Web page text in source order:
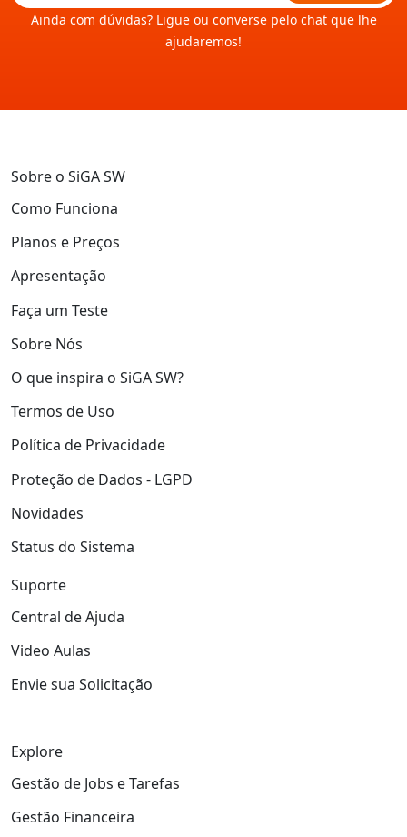
Ainda com dúvidas? Ligue ou converse pelo chat que lhe
ajudaremos!
Sobre o SiGA SW
Como Funciona
Planos e Preços
Apresentação
Faça um Teste
Sobre Nós
O que inspira o SiGA SW?
Termos de Uso
Política de Privacidade
Proteção de Dados - LGPD
Novidades
Status do Sistema
Suporte
Central de Ajuda
Video Aulas
Envie sua Solicitação
Explore
Gestão de Jobs e Tarefas
Gestão Financeira